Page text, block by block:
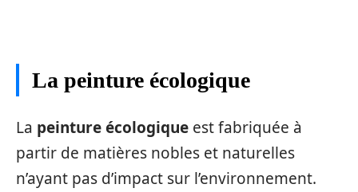
La peinture écologique
La peinture écologique est fabriquée à
partir de matières nobles et naturelles
n’ayant pas d’impact sur l’environnement.